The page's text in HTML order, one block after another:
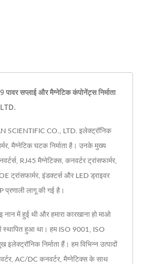
सप्लाई और मैग्नेटिक कंपोनेंट्स निर्माता
SCIENTIFIC CO., LTD. इलेक्ट्रॉनिक
मैग्नेटिक घटक निर्माता है। उनके मुख्य
RJ45 मैग्नेटिक्स, कनवर्टर ट्रांसफार्मर,
ट्रांसफार्मर, इंडक्टर्स और LED ड्राइवर
प्रणाली लागू की गई है।
में हुई थी और हमारा कारखाना हो माओ
स्थापित हुआ था। हम ISO 9001, ISO
निर्माता हैं। हम विभिन्न उत्पादों
AC/DC कनवर्टर, मैग्नेटिक्स के साथ